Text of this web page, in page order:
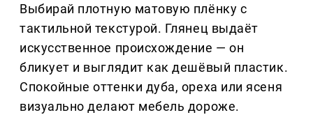
Выбирай плотную матовую плёнку с
тактильной текстурой. Глянец выдаёт
искусственное происхождение — он
бликует и выглядит как дешёвый пластик.
Спокойные оттенки дуба, ореха или ясеня
визуально делают мебель дороже.